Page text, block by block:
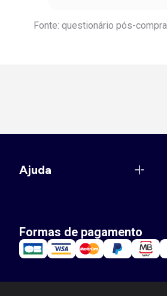
Fonte: questionário pós-compra
Ajuda
Formas de pagamento